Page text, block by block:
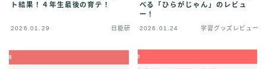
プライバシーポリシー
ト結果！４年生最後の育テ！
2026.01.29 日能研
べる「ひらがじゃん」のレビュ
ー！
2026.01.24 学習グッズレビュー